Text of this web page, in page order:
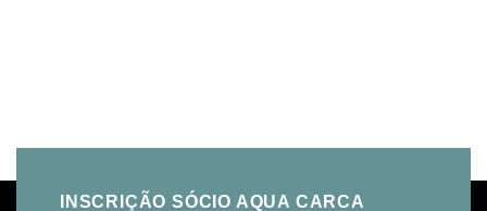
INSCRIÇÃO SÓCIO AQUA CARCA